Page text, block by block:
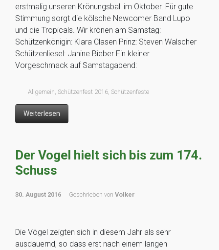
erstmalig unseren Krönungsball im Oktober. Für gute
Stimmung sorgt die kölsche Newcomer Band Lupo
und die Tropicals. Wir krönen am Samstag:
Schützenkönigin: Klara Clasen Prinz: Steven Walscher
Schützenliesel: Janine Bieber Ein kleiner
Vorgeschmack auf Samstagabend:
Allgemein Schützenfest 2016, Schützenfeste
Weiterlesen
Der Vogel hielt sich bis zum 174.
Schuss
30. August 2016 Geschrieben von Volker
Die Vögel zeigten sich in diesem Jahr als sehr
ausdauernd, so dass erst nach einem langen